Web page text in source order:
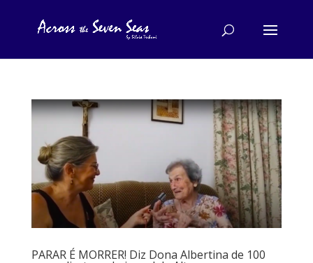
PARAR É MORRER! Diz Dona Albertina de 100